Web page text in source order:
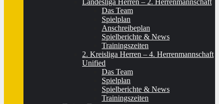
Landesliga Herren – 2. Herrenmannschaft
Das Team
Spielplan
Anschreibeplan
Spielberichte & News
Trainingszeiten
2. Kreisliga Herren – 4. Herrenmannschaft
Unified
Das Team
Spielplan
Spielberichte & News
Trainingszeiten